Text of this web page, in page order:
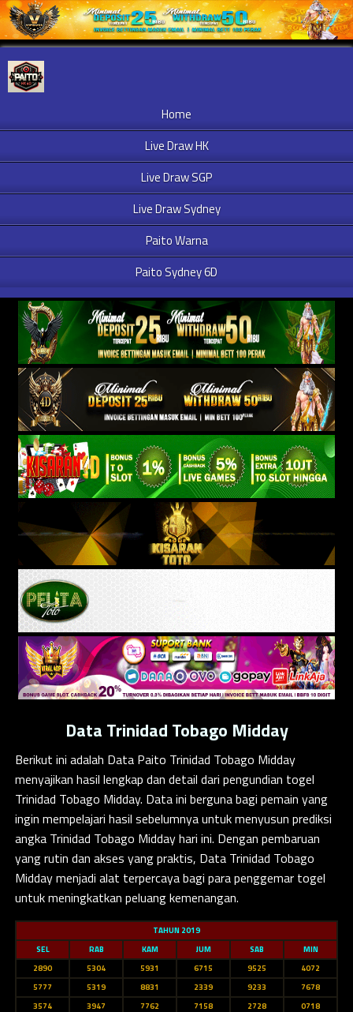
Home
Live Draw HK
Live Draw SGP
Live Draw Sydney
Paito Warna
Paito Sydney 6D
Data Trinidad Tobago Midday
Berikut ini adalah Data Paito Trinidad Tobago Midday
menyajikan hasil lengkap dan detail dari pengundian togel
Trinidad Tobago Midday. Data ini berguna bagi pemain yang
ingin mempelajari hasil sebelumnya untuk menyusun prediksi
angka Trinidad Tobago Midday hari ini. Dengan pembaruan
yang rutin dan akses yang praktis, Data Trinidad Tobago
Midday menjadi alat terpercaya bagi para penggemar togel
untuk meningkatkan peluang kemenangan.
TAHUN 2019
SEL
RAB KAM JUM SAB
MIN
2890
5304 5931 6715 9525
4072
5777
5319 8831 2339 9233
7678
3574
3947 7762 7158 2728
0718